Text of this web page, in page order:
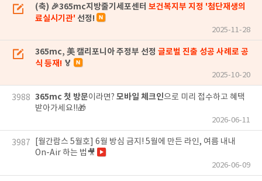
(축) 🎉365mc지방줄기세포센터 보건복지부 지정 '첨단재생의
료실시기관' 선정!
2025-11-28
365mc, 美 캘리포니아 주정부 선정 글로벌 진출 성공 사례로 공
식 등재! 🏅
2025-10-20
3988 365mc 첫 방문이라면? 모바일 체크인으로 미리 접수하고 혜택
받아가세요!!🎁
2026-06-11
3987
[월간람스 5월호] 6월 방심 금지! 5월에 만든 라인, 여름 내내
On-Air 하는 법🎥
2026-06-09